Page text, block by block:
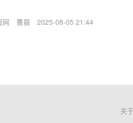
网 曹晨 2025-08-05 21:44
关